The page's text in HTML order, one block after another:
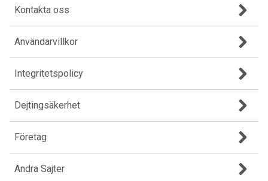
Kontakta oss
Användarvillkor
Integritetspolicy
Dejtingsäkerhet
Företag
Andra Sajter